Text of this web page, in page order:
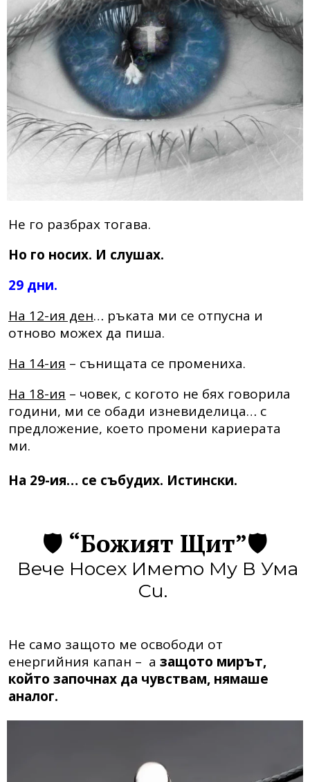
Не го разбрах тогава.
Но го носих. И слушах.
29 дни.
На 12-ия ден… ръката ми се отпусна и
отново можех да пиша.
На 14-ия – сънищата се промениха.
На 18-ия – човек, с когото не бях говорила
години, ми се обади изневиделица… с
предложение, което промени кариерата
ми.
На 29-ия… се събудих. Истински.
🛡️ “Божият Щит”🛡️
Вече Носех Името Му В Ума
Си.
Не само защото ме освободи от
енергийния капан – а защото мирът,
който започнах да чувствам, нямаше
аналог.